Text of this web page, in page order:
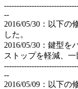
--
2016/05/30：以下の
した。
2016/05/30：鍵型を
ストップを軽減、一
--
2016/05/09：以下の